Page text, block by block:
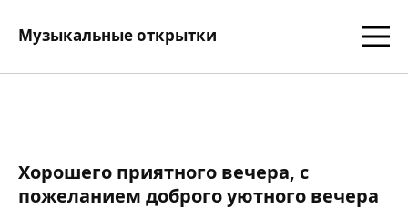
Музыкальные открытки
Хорошего приятного вечера, с
пожеланием доброго уютного вечера